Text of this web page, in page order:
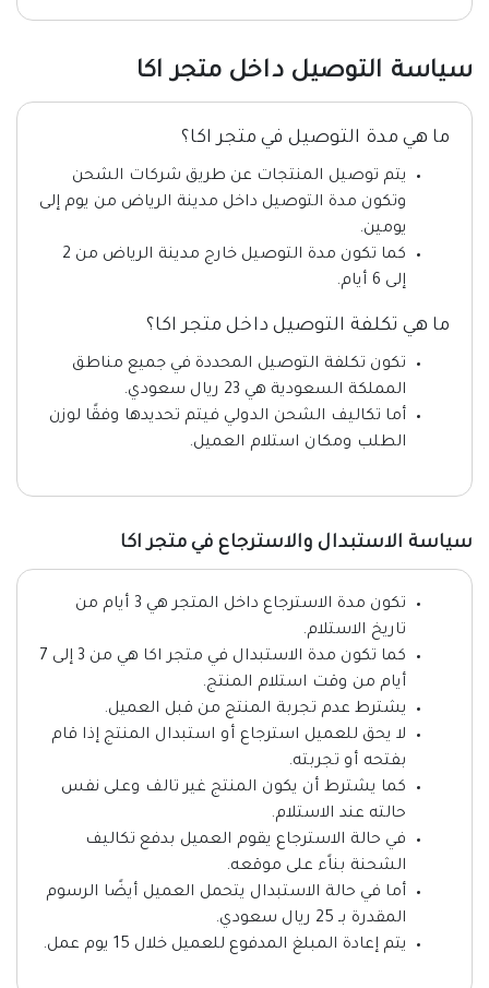
سياسة التوصيل داخل متجر اكا
ما هي مدة التوصيل في متجر اكا؟
يتم توصيل المنتجات عن طريق شركات الشحن
وتكون مدة التوصيل داخل مدينة الرياض من يوم إلى
يومين.
كما تكون مدة التوصيل خارج مدينة الرياض من 2
إلى 6 أيام.
ما هي تكلفة التوصيل داخل متجر اكا؟
تكون تكلفة التوصيل المحددة في جميع مناطق
المملكة السعودية هي 23 ريال سعودي.
أما تكاليف الشحن الدولي فيتم تحديدها وفقًا لوزن
الطلب ومكان استلام العميل.
سياسة الاستبدال والاسترجاع في متجر اكا
تكون مدة الاسترجاع داخل المتجر هي 3 أيام من
تاريخ الاستلام.
كما تكون مدة الاستبدال في متجر اكا هي من 3 إلى 7
أيام من وقت استلام المنتج.
يشترط عدم تجربة المنتج من قبل العميل.
لا يحق للعميل استرجاع أو استبدال المنتج إذا قام
بفتحه أو تجربته.
كما يشترط أن يكون المنتج غير تالف وعلى نفس
حالته عند الاستلام.
في حالة الاسترجاع يقوم العميل بدفع تكاليف
الشحنة بناًء على موقعه.
أما في حالة الاستبدال يتحمل العميل أيضًا الرسوم
المقدرة بـ 25 ريال سعودي.
يتم إعادة المبلغ المدفوع للعميل خلال 15 يوم عمل.